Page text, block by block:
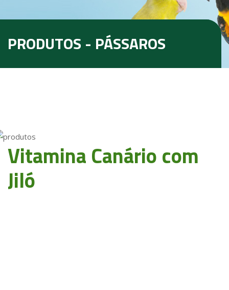
PRODUTOS - PÁSSAROS
Vitamina Canário com
Jiló